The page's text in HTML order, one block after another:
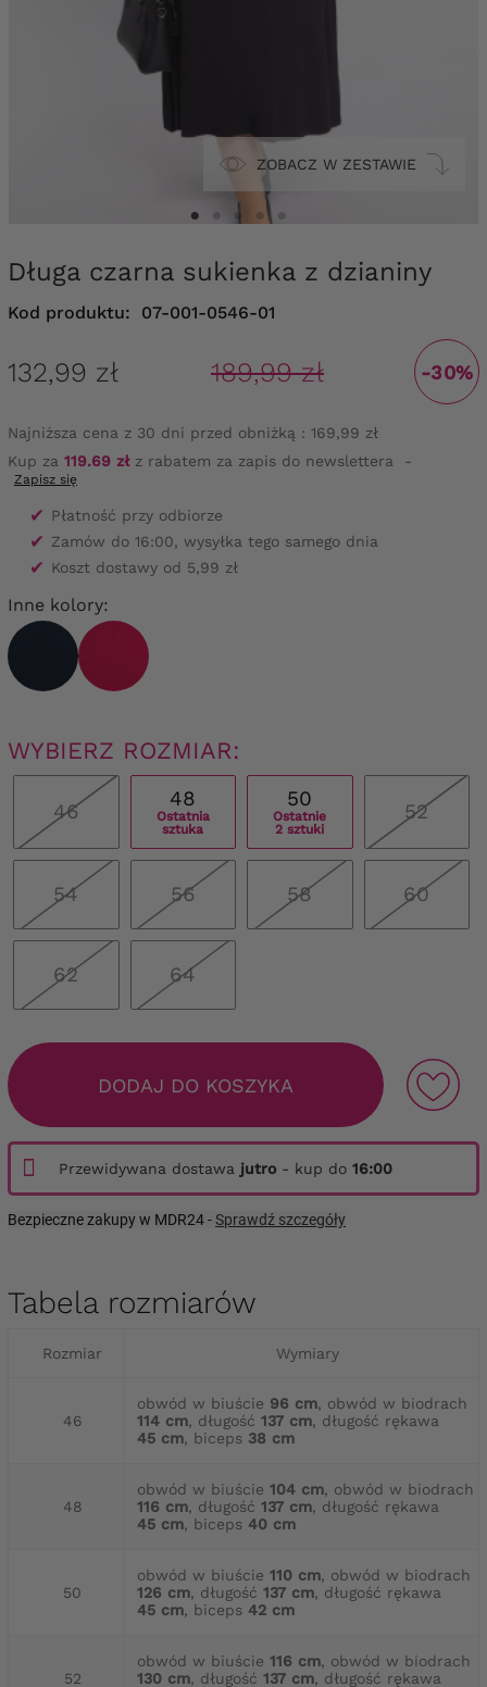
ZOBACZ W ZESTAWIE
Długa czarna sukienka z dzianiny
Kod produktu: 07-001-0546-01
132,99 zł 189,99 zł -30%
Najniższa cena z 30 dni przed obniżką : 169,99 zł
Kup za 119.69 złz rabatem za zapis do newslettera -
Zapisz się
✔ Płatność przy odbiorze
✔ Zamów do 16:00, wysyłka tego samego dnia
✔ Koszt dostawy od 5,99 zł
Inne kolory:
WYBIERZ ROZMIAR:
46
48
Ostatnia
sztuka
50
Ostatnie
2 sztuki
52
54 56 58 60
62 64
DODAJ DO KOSZYKA
Przewidywana dostawa jutro - kup do 16:00
Bezpieczne zakupy w MDR24 -Sprawdź szczegóły
Tabela rozmiarów
Rozmiar Wymiary
46
obwód w biuście 96 cm, obwód w biodrach
114 cm, długość 137 cm, długość rękawa
45 cm, biceps 38 cm
48
obwód w biuście 104 cm, obwód w biodrach
116 cm, długość 137 cm, długość rękawa
45 cm, biceps 40 cm
50
obwód w biuście 110 cm, obwód w biodrach
126 cm, długość 137 cm, długość rękawa
45 cm, biceps 42 cm
52
obwód w biuście 116 cm, obwód w biodrach
130 cm, długość 137 cm, długość rękawa